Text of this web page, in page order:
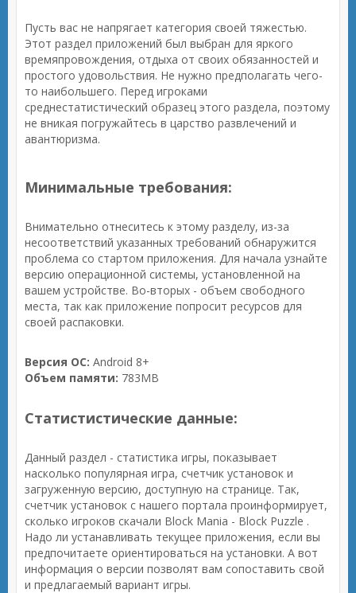
Пусть вас не напрягает категория своей тяжестью.
Этот раздел приложений был выбран для яркого
времяпровождения, отдыха от своих обязанностей и
простого удовольствия. Не нужно предполагать чего-
то наибольшего. Перед игроками
среднестатистический образец этого раздела, поэтому
не вникая погружайтесь в царство развлечений и
авантюризма.
Минимальные требования:
Внимательно отнеситесь к этому разделу, из-за
несоответствий указанных требований обнаружится
проблема со стартом приложения. Для начала узнайте
версию операционной системы, установленной на
вашем устройстве. Во-вторых - объем свободного
места, так как приложение попросит ресурсов для
своей распаковки.
Версия ОС: Android 8+
Объем памяти: 783MB
Статистистические данные:
Данный раздел - статистика игры, показывает
насколько популярная игра, счетчик установок и
загруженную версию, доступную на странице. Так,
счетчик установок с нашего портала проинформирует,
сколько игроков скачали Block Mania - Block Puzzle .
Надо ли устанавливать текущее приложения, если вы
предпочитаете ориентироваться на установки. А вот
информация о версии позволят вам сопоставить свой
и предлагаемый вариант игры.